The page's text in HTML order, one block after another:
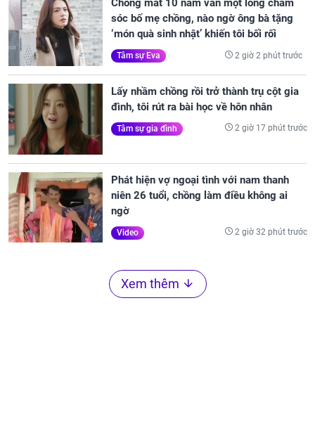
Chồng mất 10 năm vẫn một lòng chăm
sóc bố mẹ chồng, nào ngờ ông bà tặng
‘món quà sinh nhật’ khiến tôi bối rối
Tâm sự Eva 2 giờ 2 phút trước
Lấy nhầm chồng rồi trở thành trụ cột gia
đình, tôi rút ra bài học về hôn nhân
Tâm sự gia đình 2 giờ 17 phút trước
Phát hiện vợ ngoại tình với nam thanh
niên 26 tuổi, chồng làm điều không ai
ngờ
Video 2 giờ 32 phút trước
Xem thêm